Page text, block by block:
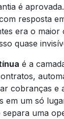
é
resposta
era o maior
quase
é a
cobranças e
em um só
uma